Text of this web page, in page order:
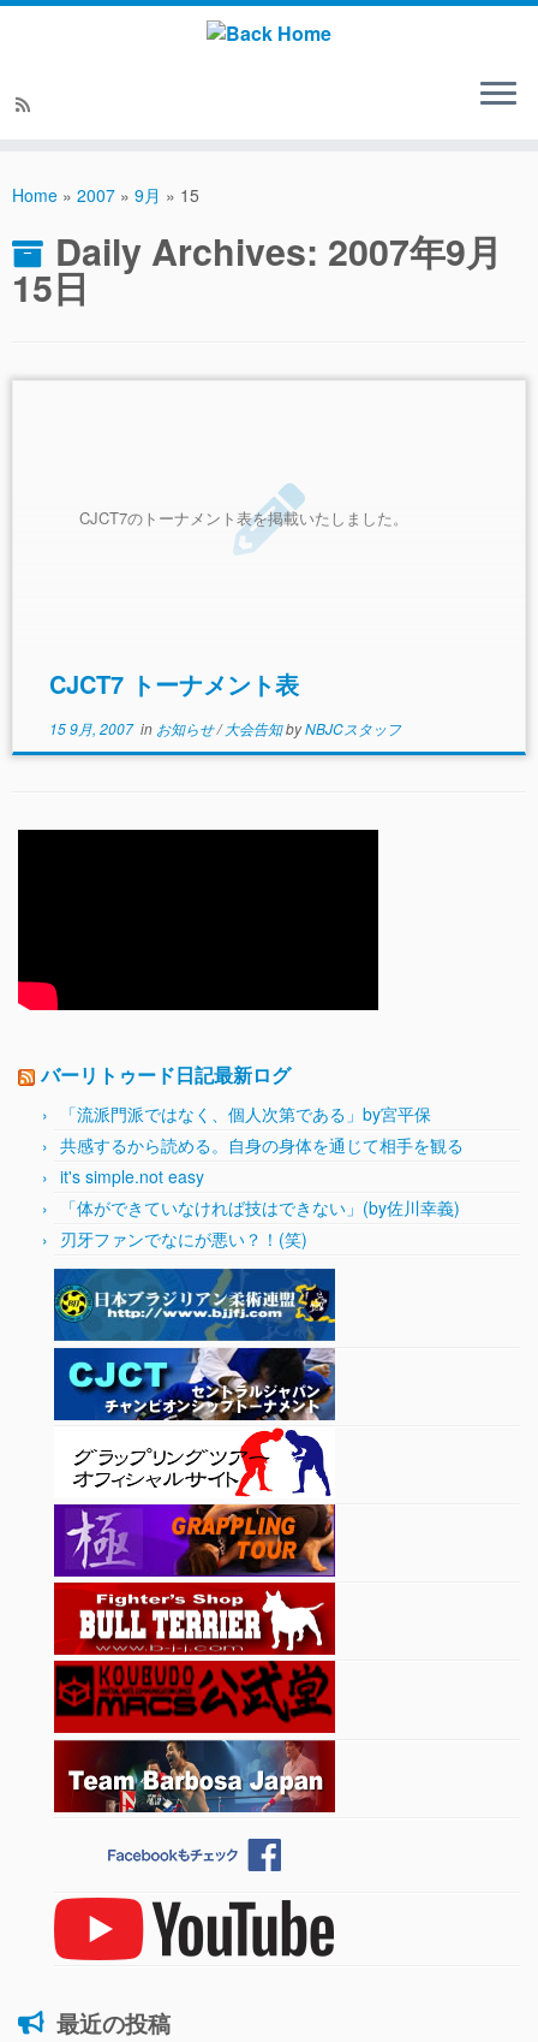
Home » 2007 » 9月 » 15
Daily Archives: 2007年9月
15日
CJCT7のトーナメント表を掲載いたしました。
CJCT7 トーナメント表
15 9月, 2007in お知らせ/大会告知byNBJCスタッフ
バーリトゥード日記最新ログ
「流派門派ではなく、個人次第である」by宮平保
共感するから読める。自身の身体を通じて相手を観る
it's simple.not easy
「体ができていなければ技はできない」(by佐川幸義)
刃牙ファンでなにが悪い？！(笑)
最近の投稿